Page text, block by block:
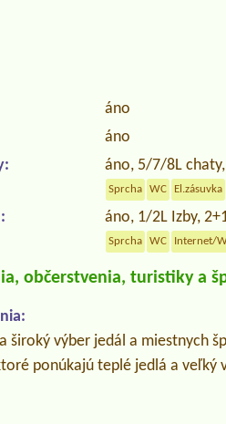
áno
áno
áno, 5/7/8L
Sprcha WC El.zásuvka
áno, 1/2L Izby,
Sprcha WC Internet/
občerstvenia, turistiky a
široký výber jedál a miestnych
ponúkajú teplé jedlá a veľký